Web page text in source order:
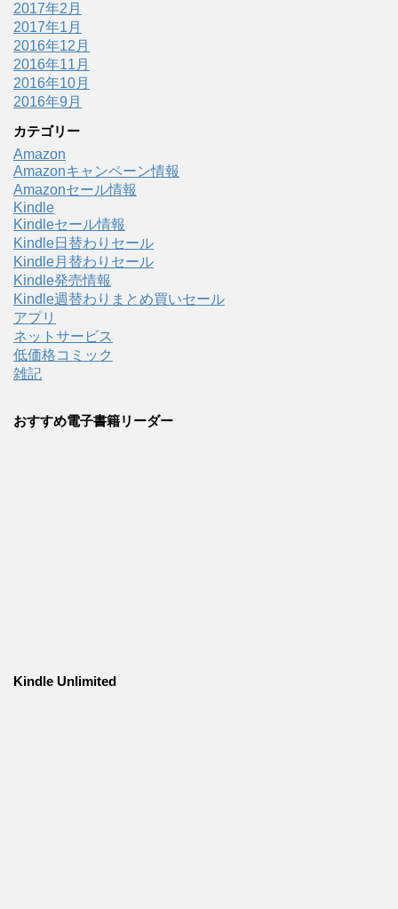
2017年2月
2017年1月
2016年12月
2016年11月
2016年10月
2016年9月
カテゴリー
Amazon
Amazonキャンペーン情報
Amazonセール情報
Kindle
Kindleセール情報
Kindle日替わりセール
Kindle月替わりセール
Kindle発売情報
Kindle週替わりまとめ買いセール
アプリ
ネットサービス
低価格コミック
雑記
おすすめ電子書籍リーダー
Kindle Unlimited